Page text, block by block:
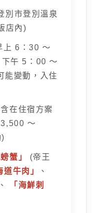
別市登別溫泉
店內)
上 6：30 ～
午 5：00 ～
能變動，入住
在住宿方案
～
蟹」
(帝王
道牛肉」
、
、
「海鮮刺